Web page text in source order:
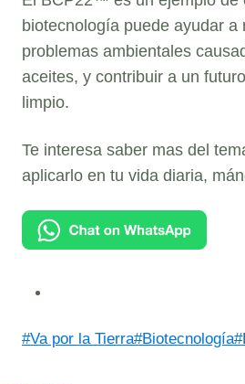
biotecnología puede ayudar a
problemas ambientales
aceites, y contribuir a un
limpio.
Te interesa saber mas del
aplicarlo en tu vida diaria,
Post
#Va por la Tierra#Biotecnología#